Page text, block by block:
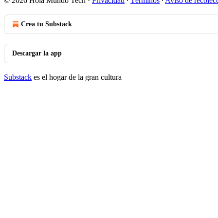
Crea tu Substack
Descargar la app
Substack es el hogar de la gran cultura